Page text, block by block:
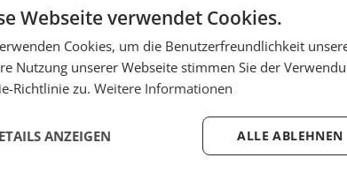
Webseite verwendet Cookies.
Cookies, um die Benutzerfreundlichkeit
Nutzung unserer Webseite stimmen Sie der
Richtlinie zu. Weitere Informationen
ALLE ABLEHNEN
ANZEIGEN